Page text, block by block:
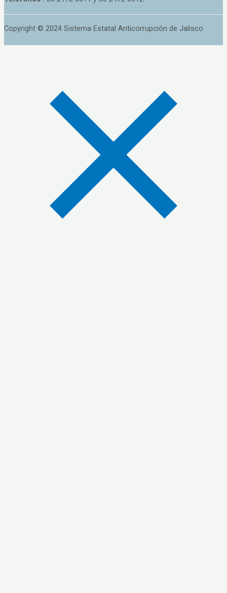
Copyright © 2024 Sistema Estatal Anticorrupción de Jalisco